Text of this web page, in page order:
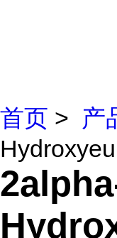
首页 > 产